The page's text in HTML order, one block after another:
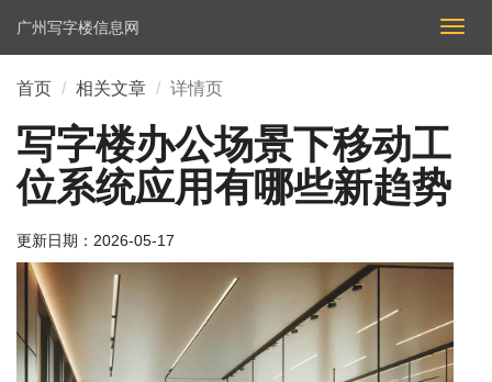
切
换
广州写字楼信息网
首页 相关文章 详情页
写字楼办公场景下移动工
位系统应用有哪些新趋势
更新日期： 2026-05-17